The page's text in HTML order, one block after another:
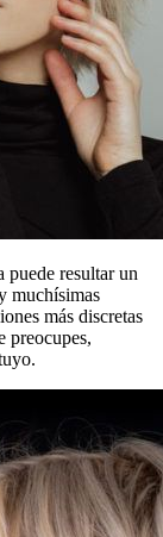
puede resultar un
muchísimas
más discretas
preocupes,